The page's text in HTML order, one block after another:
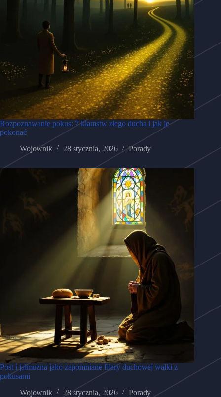
Rozpoznawanie pokus: 7 kłamstw złego ducha i jak je
pokonać
Wojownik
28 stycznia, 2026 Porady
Post i jałmużna jako zapomniane filary duchowej walki z
pokusami
Wojownik
28 stycznia, 2026 Porady